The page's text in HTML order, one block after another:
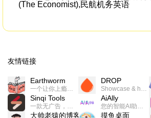
(The Economist),民航机务英语
友情链接
Earthworm
一个让你上瘾的英语学习工具，使用 连词成句 、 i + 1 、 以终为始等学习理论来帮助你习得英语，通过不断的重复形成肌肉记忆，最重要的是 游戏化 的形式让学习英语从此不再痛苦
DROP
Showcase & host your work in extraordinary ways.不限速文件分享，托管，建站平台
Sinqi Tools
一款无广告，界面清爽的神奇在线小工具集合，范围包括但不限于：开发，设计，日常生活等
AiAlly
您的智能AI助手解决方案。提供24/7全天候的高效虚拟员工服务，助力个人和组织提升生产力、激发创新潜能。
大帅老猿的博客 摸鱼桌面